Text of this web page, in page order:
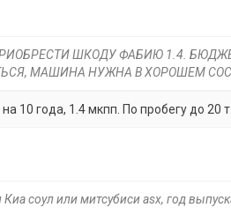
ШКОДУ ФАБИЮ 1.4.
МАШИНА НУЖНА В ХОРОШЕМ
10 года, 1.4 мкпп. По пробегу до 20
соул или митсубиси asx, год